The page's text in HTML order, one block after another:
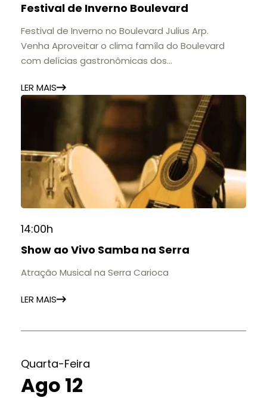
11h às 17h
🎟️ Entrada gratuita.
Festival de Inverno Boulevard
Festival de Inverno no Boulevard Julius Arp.
Venha Aproveitar o clima famíla do Boulevard
com delícias gastronômicas dos
LER MAIS
14:00h
Show ao Vivo Samba na Serra
Atração Musical na Serra Carioca
LER MAIS
Quarta-Feira
Ago 12